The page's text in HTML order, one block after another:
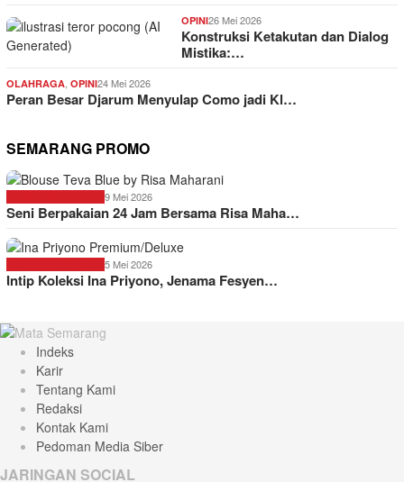
OPINI26 Mei 2026
Konstruksi Ketakutan dan Dialog
Mistika:…
OLAHRAGA OPINI24 Mei 2026
Peran Besar Djarum Menyulap Como jadi Kl…
SEMARANG PROMO
9 Mei 2026
Seni Berpakaian 24 Jam Bersama Risa Maha…
5 Mei 2026
Intip Koleksi Ina Priyono, Jenama Fesyen…
Indeks
Karir
Tentang Kami
Redaksi
Kontak Kami
Pedoman Media Siber
JARINGAN SOCIAL